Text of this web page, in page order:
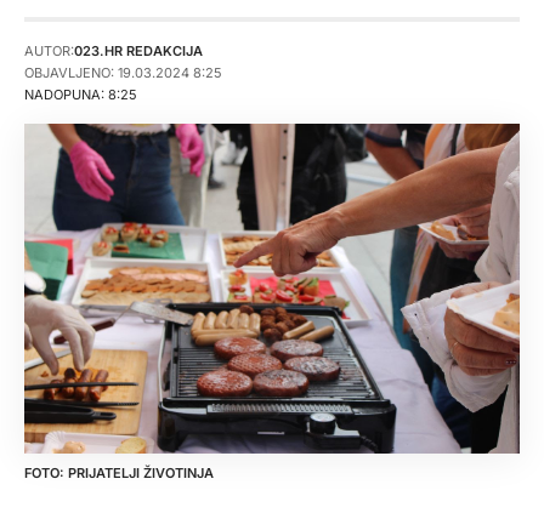
NADOPUNA: 8:25
AUTOR:023.HR REDAKCIJA
OBJAVLJENO: 19.03.2024 8:25
PRIJATELJI ŽIVOTINJA